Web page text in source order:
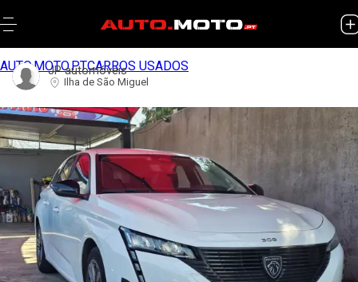
AUTO.MOTO.PTCARROS USADOS
JP automóveis
Ilha de São Miguel